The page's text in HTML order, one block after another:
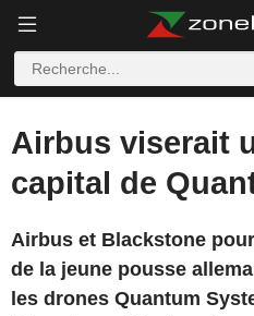
Airbus viserait
capital de
Airbus et Blackstone
de la jeune pousse
les drones Quantum